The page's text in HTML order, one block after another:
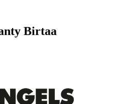
Birtaa